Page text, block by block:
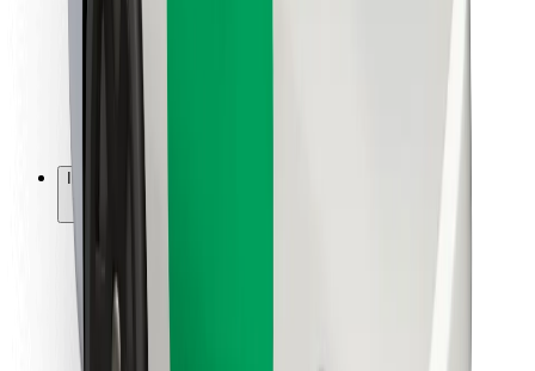
Dla właścicieli floty
Dla restauracji
Dostawcy
Ogólne Warunki
Pliki cookie